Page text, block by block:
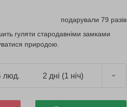
подарували 79 разів
гуляти стародавніми замками
природою.
люд. 2 дні (1 ніч)